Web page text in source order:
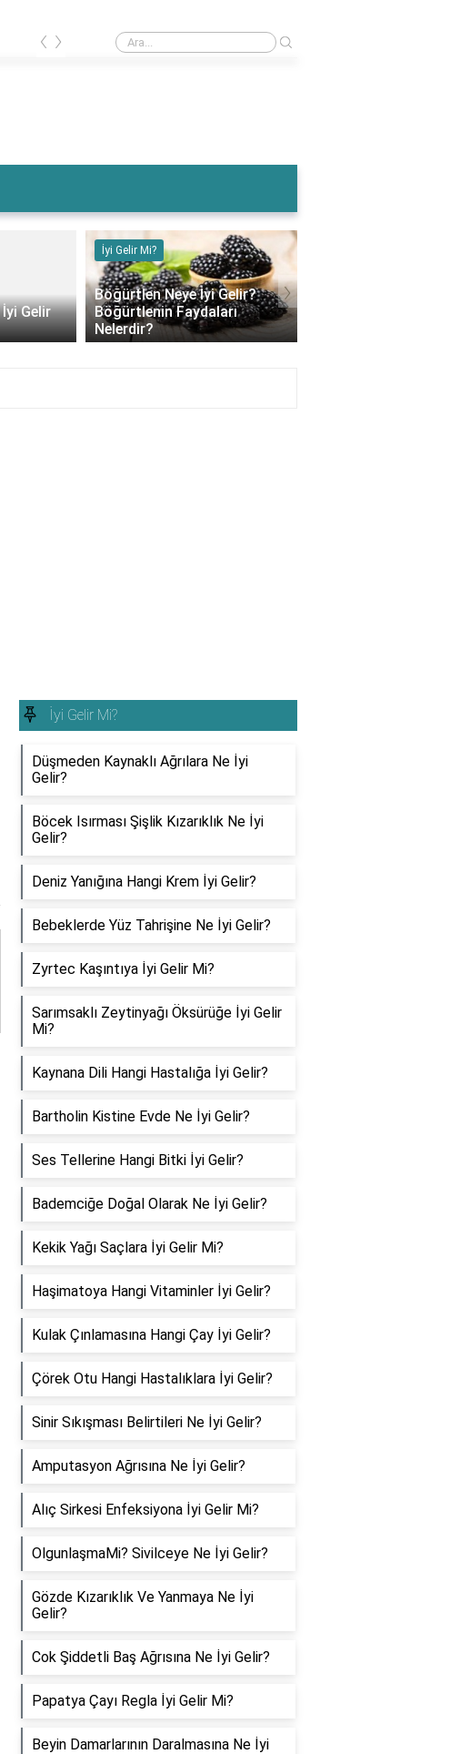
Muz Karın Ağrısına İyi Gelir Mi?
‹ ›
Gelir
İyi Gelir Mi?
Böğürtlen Neye İyi Gelir?
Böğürtlenin Faydaları
Nelerdir?
›
İyi Gelir Mi?
Düşmeden Kaynaklı Ağrılara Ne İyi
Gelir?
Böcek Isırması Şişlik Kızarıklık Ne İyi
Gelir?
Deniz Yanığına Hangi Krem İyi Gelir?
Bebeklerde Yüz Tahrişine Ne İyi Gelir?
Zyrtec Kaşıntıya İyi Gelir Mi?
Sarımsaklı Zeytinyağı Öksürüğe İyi Gelir
Mi?
Kaynana Dili Hangi Hastalığa İyi Gelir?
Bartholin Kistine Evde Ne İyi Gelir?
Ses Tellerine Hangi Bitki İyi Gelir?
Bademciğe Doğal Olarak Ne İyi Gelir?
Kekik Yağı Saçlara İyi Gelir Mi?
Haşimatoya Hangi Vitaminler İyi Gelir?
Kulak Çınlamasına Hangi Çay İyi Gelir?
Çörek Otu Hangi Hastalıklara İyi Gelir?
Sinir Sıkışması Belirtileri Ne İyi Gelir?
Amputasyon Ağrısına Ne İyi Gelir?
Alıç Sirkesi Enfeksiyona İyi Gelir Mi?
OlgunlaşmaMi? Sivilceye Ne İyi Gelir?
Gözde Kızarıklık Ve Yanmaya Ne İyi
Gelir?
Cok Şiddetli Baş Ağrısına Ne İyi Gelir?
Papatya Çayı Regla İyi Gelir Mi?
Beyin Damarlarının Daralmasına Ne İyi